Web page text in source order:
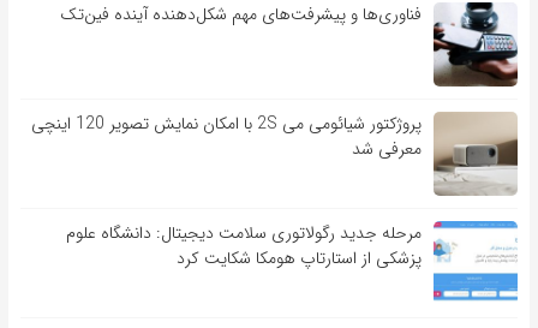
فناوری‌ها و پیشرفت‌های مهم شکل‌دهنده آینده فین‌تک
پروژکتور شیائومی می 2S با امکان نمایش تصویر 120 اینچی
معرفی شد
مرحله جدید رگولاتوری سلامت دیجیتال: دانشگاه علوم
پزشکی از استارتاپ هومکا شکایت کرد